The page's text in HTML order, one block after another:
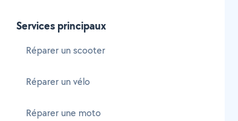
Services principaux
Réparer un scooter
Réparer un vélo
Réparer une moto